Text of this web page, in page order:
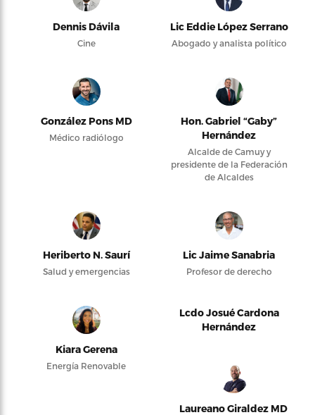
Dennis Dávila
Cine
Lic Eddie López Serrano
Abogado y analista político
González Pons MD
Médico radiólogo
Hon. Gabriel “Gaby”
Hernández
Alcalde de Camuy y
presidente de la Federación
de Alcaldes
Heriberto N. Saurí
Salud y emergencias
Lic Jaime Sanabria
Profesor de derecho
Kiara Gerena
Energía Renovable
Lcdo Josué Cardona
Hernández
Laureano Giraldez MD